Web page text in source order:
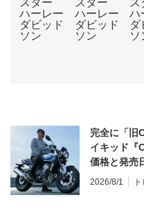
完全に「旧
イキッド『
価格と発売
2026/8/1